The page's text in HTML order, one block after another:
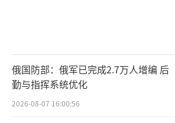
俄国防部：俄军已完成2.7万人增编 后
勤与指挥系统优化
2026-08-07 16:00:56